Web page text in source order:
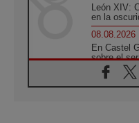
León XIV:
en la
08.08.2026
En Castel
sobre el
08.08.2026
En